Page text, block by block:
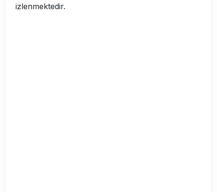
izlenmektedir.